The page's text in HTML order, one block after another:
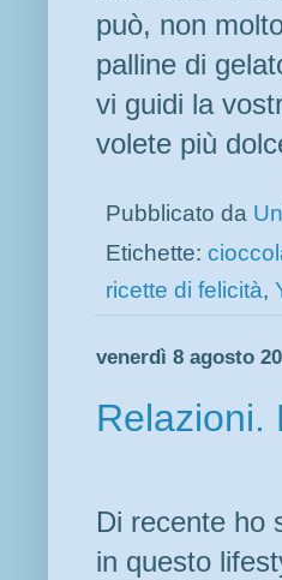
può, non
palline di
vi guidi la
volete più
Pubblicato da
Etichette:
ricette di felicità,
venerdì 8 agosto
Relazioni.
Di recente ho
in questo